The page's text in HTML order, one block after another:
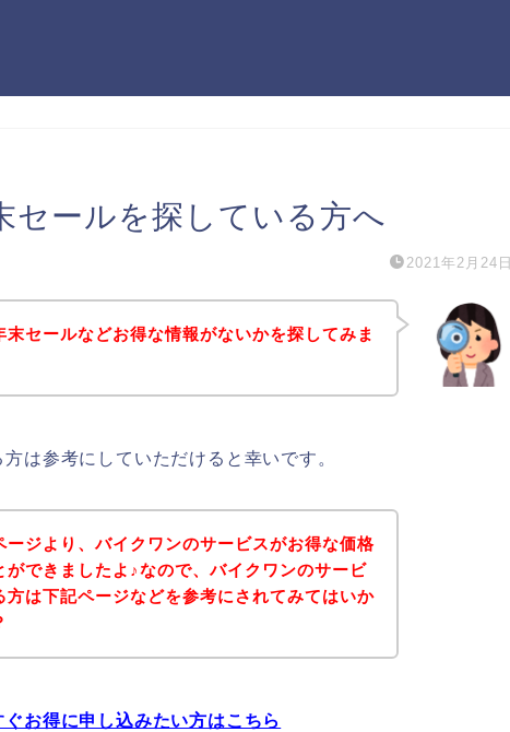
セールを探している方へ
2021年2月24日
末セールなどお得な情報がないかを探してみま
は参考にしていただけると幸いです。
ージより、バイクワンのサービスがお得な価格
ができましたよ♪なので、バイクワンのサービ
方は下記ページなどを参考にされてみてはいか
お得に申し込みたい方はこちら